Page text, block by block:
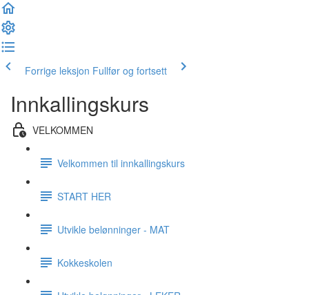
Forrige leksjon Fullfør og fortsett
Innkallingskurs
VELKOMMEN
Velkommen til innkallingskurs
START HER
Utvikle belønninger - MAT
Kokkeskolen